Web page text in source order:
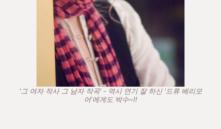
'그 여자 작사 그 남자 작곡' - 역시 연기 잘 하신 '드류 베리모
어'에게도 박수~!!